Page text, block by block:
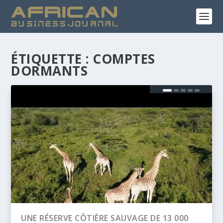
ÉTIQUETTE : COMPTES
DORMANTS
BANQUE AFRICAINE DE DÉVELOPPEMENT